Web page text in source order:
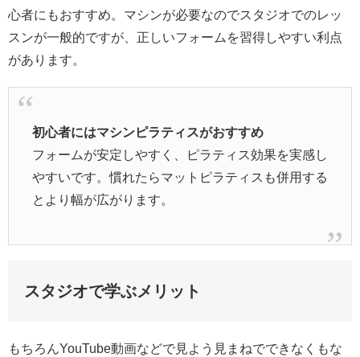
心者にもおすすめ。マシンが必要なのでスタジオでのレッ
スンが一般的ですが、正しいフォームを習得しやすい利点
があります。
初心者にはマシンピラティスがおすすめ
フォームが安定しやすく、ピラティス効果を実感し
やすいです。慣れたらマットピラティスも併用する
とより幅が広がります。
スタジオで学ぶメリット
もちろんYouTube動画などで見よう見まねでできなくもな